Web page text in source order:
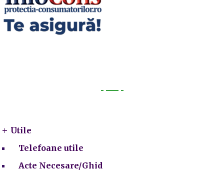
Utile
Telefoane utile
Acte Necesare/Ghid